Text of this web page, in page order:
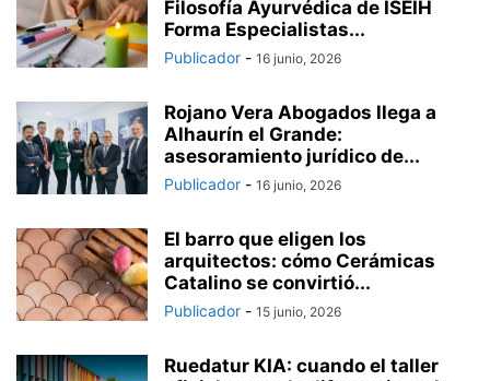
Filosofía Ayurvédica de ISEIH
Forma Especialistas...
Publicador - 16 junio, 2026
Rojano Vera Abogados llega a
Alhaurín el Grande:
asesoramiento jurídico de...
Publicador - 16 junio, 2026
El barro que eligen los
arquitectos: cómo Cerámicas
Catalino se convirtió...
Publicador - 15 junio, 2026
Ruedatur KIA: cuando el taller